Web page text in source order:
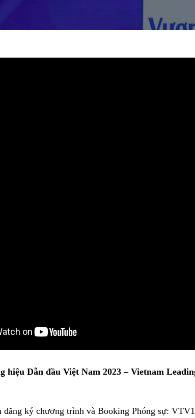
hiệu Dẫn đầu Việt Nam 2023 – Vietnam
đăng ký chương trình và Booking Phóng sự: